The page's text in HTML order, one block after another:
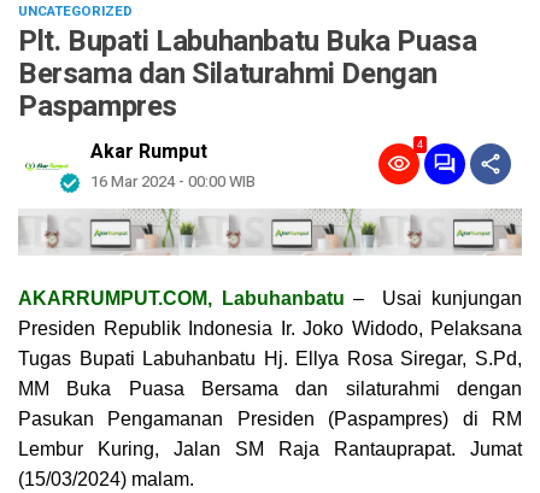
UNCATEGORIZED
Plt. Bupati Labuhanbatu Buka Puasa
Bersama dan Silaturahmi Dengan
Paspampres
Akar Rumput
16 Mar 2024 - 00:00 WIB
4
AKARRUMPUT.COM, Labuhanbatu – Usai kunjungan
Presiden Republik Indonesia Ir. Joko Widodo, Pelaksana
Tugas Bupati Labuhanbatu Hj. Ellya Rosa Siregar, S.Pd,
MM Buka Puasa Bersama dan silaturahmi dengan
Pasukan Pengamanan Presiden (Paspampres) di RM
Lembur Kuring, Jalan SM Raja Rantauprapat. Jumat
(15/03/2024) malam.